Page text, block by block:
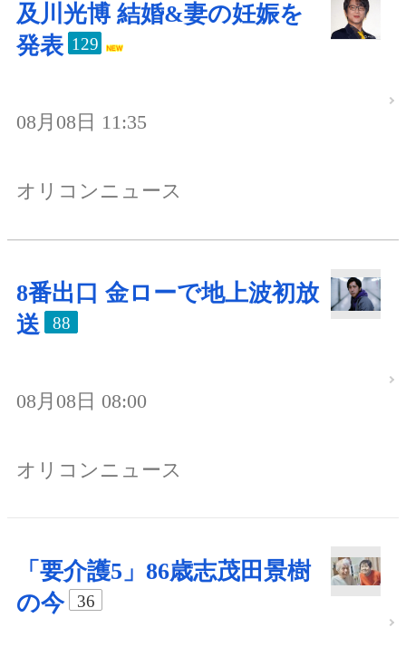
及川光博 結婚&妻の妊娠を
発表 129
08月08日 11:35
オリコンニュース
8番出口 金ローで地上波初放
送
88
08月08日 08:00
オリコンニュース
「要介護5」86歳志茂田景樹
の今
36